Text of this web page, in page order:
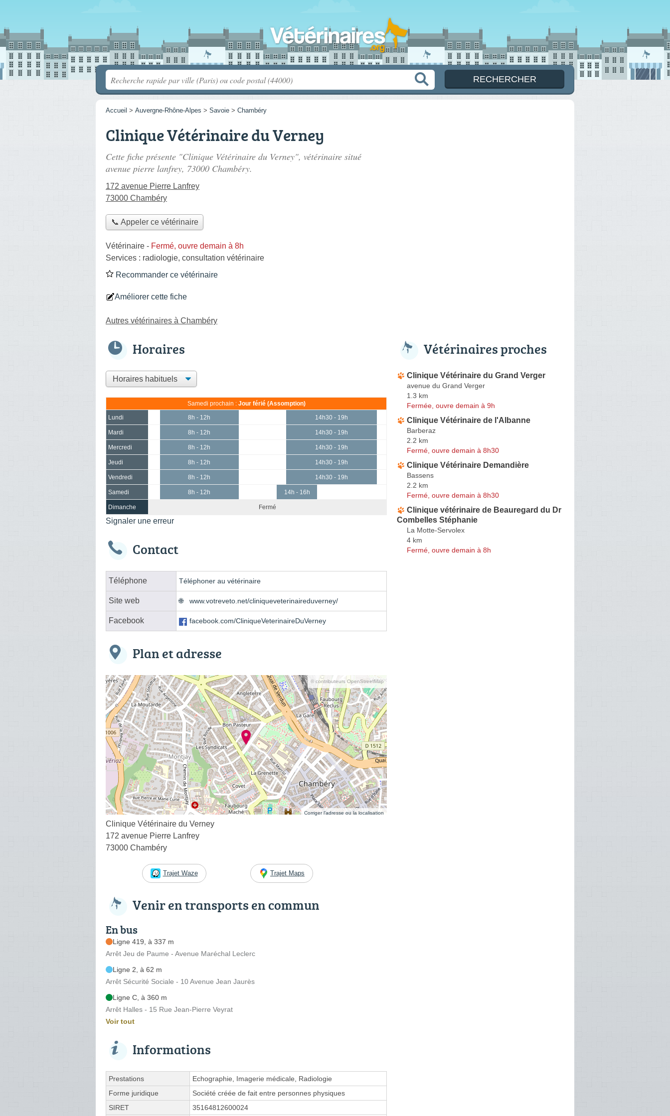
Accueil > Auvergne-Rhône-Alpes > Savoie > Chambéry
Clinique Vétérinaire du Verney
Cette fiche présente "Clinique Vétérinaire du Verney", vétérinaire situé
avenue pierre lanfrey, 73000 Chambéry.
172 avenue Pierre Lanfrey
73000 Chambéry
📞 Appeler ce vétérinaire
Vétérinaire - Fermé, ouvre demain à 8h
Services : radiologie, consultation vétérinaire
Recommander ce vétérinaire
Améliorer cette fiche
Autres vétérinaires à Chambéry
Horaires
Samedi prochain : Jour férié (Assomption)
Lundi 8h - 12h 14h30 - 19h
Mardi 8h - 12h 14h30 - 19h
Mercredi 8h - 12h 14h30 - 19h
Jeudi 8h - 12h 14h30 - 19h
Vendredi 8h - 12h 14h30 - 19h
Samedi 8h - 12h 14h - 16h
Dimanche Fermé
Signaler une erreur
Contact
Téléphone Téléphoner au vétérinaire
Site web www.votreveto.net/cliniqueveterinaireduverney/
Facebook facebook.com/CliniqueVeterinaireDuVerney
Plan et adresse
© contributeurs OpenStreetMap
Corriger l’adresse ou la localisation
Clinique Vétérinaire du Verney
172 avenue Pierre Lanfrey
73000 Chambéry
Trajet Waze Trajet Maps
Venir en transports en commun
En bus
Ligne 419, à 337 m
Arrêt Jeu de Paume - Avenue Maréchal Leclerc
Ligne 2, à 62 m
Arrêt Sécurité Sociale - 10 Avenue Jean Jaurès
Ligne C, à 360 m
Arrêt Halles - 15 Rue Jean-Pierre Veyrat
Voir tout
Informations
Prestations
Echographie, Imagerie médicale, Radiologie
Forme juridique
Société créée de fait entre personnes physiques
SIRET
35164812600024
Vétérinaires proches
Clinique Vétérinaire du Grand Verger
avenue du Grand Verger
1.3 km
Fermée, ouvre demain à 9h
Clinique Vétérinaire de l'Albanne
Barberaz
2.2 km
Fermé, ouvre demain à 8h30
Clinique Vétérinaire Demandière
Bassens
2.2 km
Fermé, ouvre demain à 8h30
Clinique vétérinaire de Beauregard du Dr
Combelles Stéphanie
La Motte-Servolex
4 km
Fermé, ouvre demain à 8h